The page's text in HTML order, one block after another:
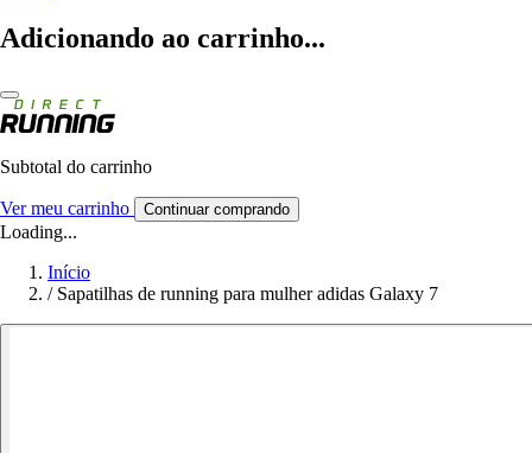
Adicionando ao carrinho...
Subtotal do carrinho
Ver meu carrinho Continuar comprando
Loading...
Início
/ Sapatilhas de running para mulher adidas Galaxy 7